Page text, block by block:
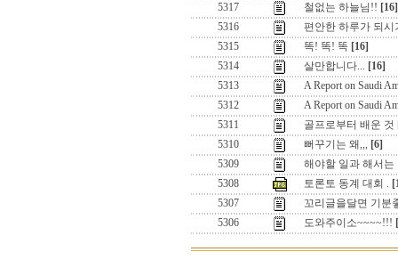
5317
철없는 하늘님!! [16]
5316
편안한 하루가 되시
5315
똑! 똑! 똑 [16]
5314
살만합니다... [16]
5313
A Report on Saudi
5312
A Report on Saudi
5311
골프로부터 배운 것
5310
뻐꾸기는 왜,,, [6]
5309
해야할 일과 해서는
5308
토론토 동계 대회 .
5307
꼬리글을달면 기분
5306
도와주이소~~~~!!!